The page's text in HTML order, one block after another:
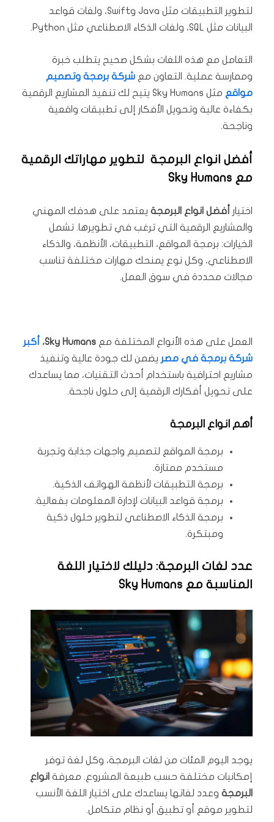
لتطوير التطبيقات مثل Java وSwift، ولغات قواعد
البيانات مثل SQL، ولغات الذكاء الاصطناعي مثل Python.
التعامل مع هذه اللغات بشكل صحيح يتطلب خبرة
وممارسة عملية. التعاون مع شركة برمجة وتصميم
مواقع
مثل Sky Humans يتيح لك تنفيذ المشاريع الرقمية
بكفاءة عالية وتحويل الأفكار إلى تطبيقات واقعية
وناجحة.
أفضل انواع البرمجة لتطوير مهاراتك الرقمية
مع Sky Humans
اختيار أفضل انواع البرمجة يعتمد على هدفك المهني
والمشاريع الرقمية التي ترغب في تطويرها. تشمل
الخيارات: برمجة المواقع، التطبيقات، الأنظمة، والذكاء
الاصطناعي، وكل نوع يمنحك مهارات مختلفة تناسب
مجالات محددة في سوق العمل.
العمل على هذه الأنواع المختلفة مع Sky Humans،
أكبر
شركة برمجة في مصر يضمن لك جودة عالية وتنفيذ
مشاريع احترافية باستخدام أحدث التقنيات، مما يساعدك
على تحويل أفكارك الرقمية إلى حلول ناجحة.
أهم انواع البرمجة
برمجة المواقع لتصميم واجهات جذابة وتجربة
مستخدم ممتازة.
برمجة التطبيقات لأنظمة الهواتف الذكية.
برمجة قواعد البيانات لإدارة المعلومات بفعالية.
برمجة الذكاء الاصطناعي لتطوير حلول ذكية
ومبتكرة.
عدد لغات البرمجة: دليلك لاختيار اللغة
المناسبة مع Sky Humans
يوجد اليوم المئات من لغات البرمجة، وكل لغة توفر
إمكانيات مختلفة حسب طبيعة المشروع. معرفة انواع
البرمجة وعدد لغاتها يساعدك على اختيار اللغة الأنسب
لتطوير موقع أو تطبيق أو نظام متكامل.